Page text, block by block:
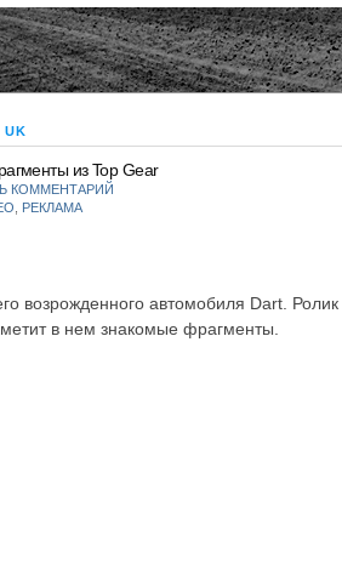
UK
из Top Gear
КОММЕНТАРИЙ
РЕКЛАМА
возрожденного автомобиля Dart. Ролик
в нем знакомые фрагменты.